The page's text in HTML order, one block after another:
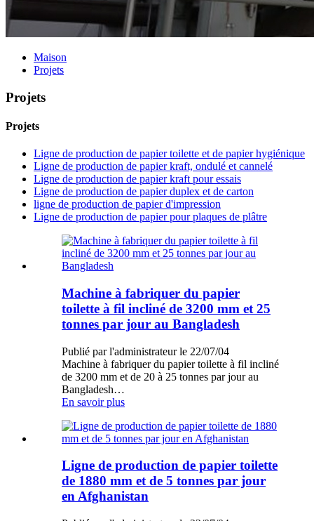
Maison
Projets
Projets
Projets
Ligne de production de papier toilette et de papier hygiénique
Ligne de production de papier kraft, ondulé et cannelé
Ligne de production de papier kraft pour essais
Ligne de production de papier duplex et de carton
ligne de production de papier d'impression
Ligne de production de papier pour plaques de plâtre
Machine à fabriquer du papier
toilette à fil incliné de 3200 mm et 25
tonnes par jour au Bangladesh
Publié par l'administrateur le 22/07/04
Machine à fabriquer du papier toilette à fil incliné
de 3200 mm et de 20 à 25 tonnes par jour au
Bangladesh…
En savoir plus
Ligne de production de papier toilette
de 1880 mm et de 5 tonnes par jour
en Afghanistan